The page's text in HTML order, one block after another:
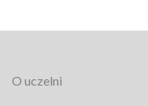
O uczelni